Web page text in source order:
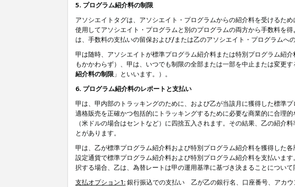
5. プログラム紹介料の制限
アソシエイトタグは、アソシエイト・プログラムからの紹介料を受けるた
使用してアソシエイト・プログラムと別のプログラムの両方から手数料を
は、手数料の支払いの留保および/または乙のアソシエイト・プログラムへ
甲は随時、アソシエイトが標準プログラム紹介料または特別プログラム紹
もかかわらず）、甲は、いつでも制限の全部または一部を中止または変更
紹介料の制限 」といいます。）。
6. プログラム紹介料のレポートと支払い
甲は、甲内部のトラッキングのために、および乙が当該月に獲得した標準
適格販売を正確かつ包括的にトラッキングするために必要な商業的に合理
（米ドルの場合はセントなど）に四捨五入されます。その結果、乙の紹介
とがあります。
甲は、乙が標準プログラム紹介料および特別プログラム紹介料を獲得した
設定通貨で標準プログラム紹介料および特別プログラム紹介料を支払いま
択する場合、乙は、為替レートは甲の運用基準に基づき決まることについて
支払オプション1: 銀行振込での支払い 乙が乙の銀行名、口座番号、アカウ